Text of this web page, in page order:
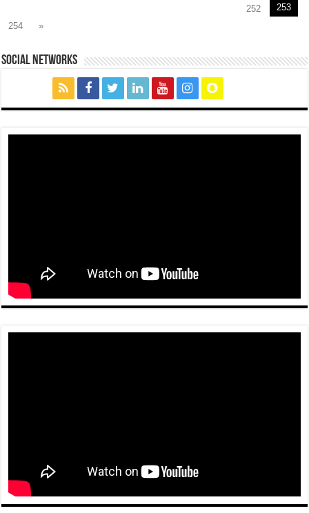
252
253
254
»
social networks